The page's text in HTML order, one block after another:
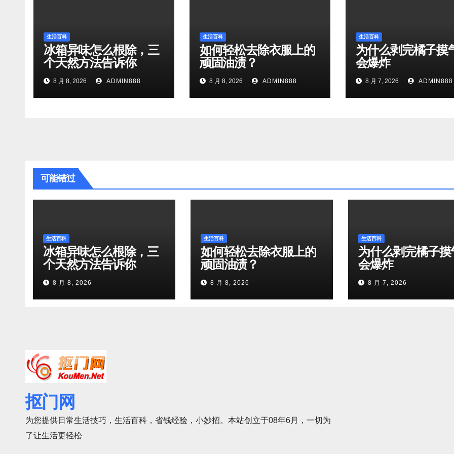
生活百科
冰箱异味怎么根除，三
个天然方法告诉你
8 月 8, 2026 ADMIN888
生活百科
如何轻松去除衣服上的
顽固油渍？
8 月 8, 2026 ADMIN888
生活百科
为什么剥完橘子摸
会爆炸
8 月 7, 2026 ADMIN888
可能错过
生活百科
冰箱异味怎么根除，三
个天然方法告诉你
8 月 8, 2026
生活百科
如何轻松去除衣服上的
顽固油渍？
8 月 8, 2026
生活百科
为什么剥完橘子摸
会爆炸
8 月 7, 2026
抠门网
为您提供日常生活技巧，生活百科，省钱经验，小妙招。本站创立于08年6月，一切为
了让生活更轻松